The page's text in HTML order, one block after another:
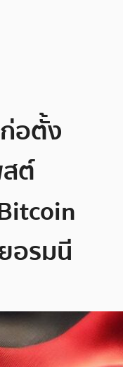
อตั้ง
ต์
อรมนี